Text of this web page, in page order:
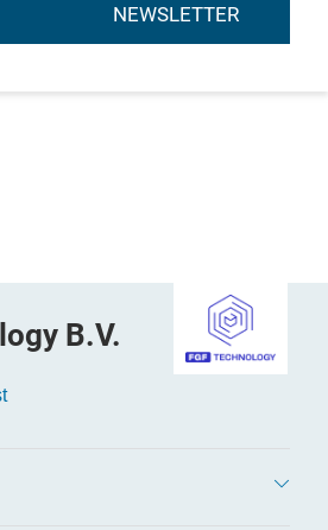
NEWSLETTER
B.V.